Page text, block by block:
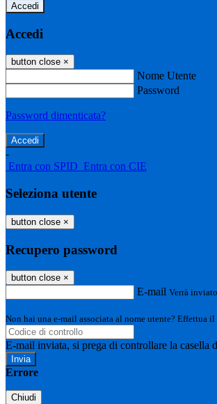
Accedi
Accedi
button close ×
Nome Utente
Password
Password dimenticata?
-
Entra con SPID Entra con CIE
Seleziona utente
button close ×
Recupero password
button close ×
E-mail Verrà
Non hai una e-mail associata al nome utente? Effettua
E-mail inviata, si prega di controllare la casella
Errore
Chiudi